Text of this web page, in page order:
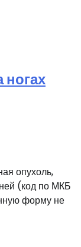
опухоль,
(код по МКБ
форму не